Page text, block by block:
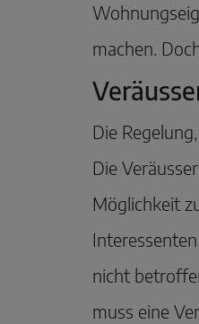
machen.
Die
Die
Möglichkeit
nicht
muss eine